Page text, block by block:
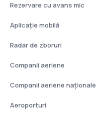
Rezervare cu avans mic
Aplicație mobilă
Radar de zboruri
Companii aeriene
Companii aeriene naţionale
Aeroporturi